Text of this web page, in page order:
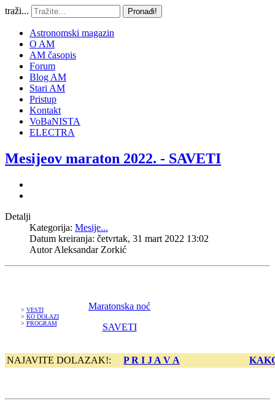
traži... Pronađi!
Astronomski magazin
O AM
AM časopis
Forum
Blog AM
Stari AM
Pristup
Kontakt
VoBaNISTA
ELECTRA
Mesijeov maraton 2022. - SAVETI
Detalji
Kategorija: Mesije...
Datum kreiranja: četvrtak, 31 mart 2022 13:02
AutorAleksandar Zorkić
> VESTI
> KO DOLAZI
> PROGRAM
Maratonska noć
SAVETI
NAJAVITE DOLAZAK!: P R I J A V A